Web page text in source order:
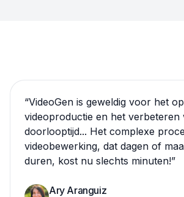
“VideoGen is geweldig voor het
videoproductie en het verbeteren
doorlooptijd... Het complexe
videobewerking, dat dagen of
duren, kost nu slechts minuten!”
Ary Aranguiz